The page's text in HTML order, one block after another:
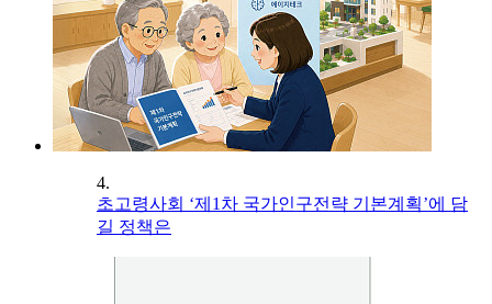
4.
초고령사회 ‘제1차 국가인구전략 기본계획’에 담
길 정책은